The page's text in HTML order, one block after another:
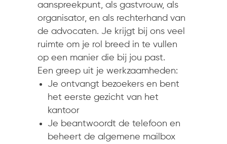
aanspreekpunt, als gastvrouw, als
organisator, en als rechterhand van
de advocaten. Je krijgt bij ons veel
ruimte om je rol breed in te vullen
op een manier die bij jou past.
Een greep uit je werkzaamheden:
Je ontvangt bezoekers en bent
het eerste gezicht van het
kantoor
Je beantwoordt de telefoon en
beheert de algemene mailbox